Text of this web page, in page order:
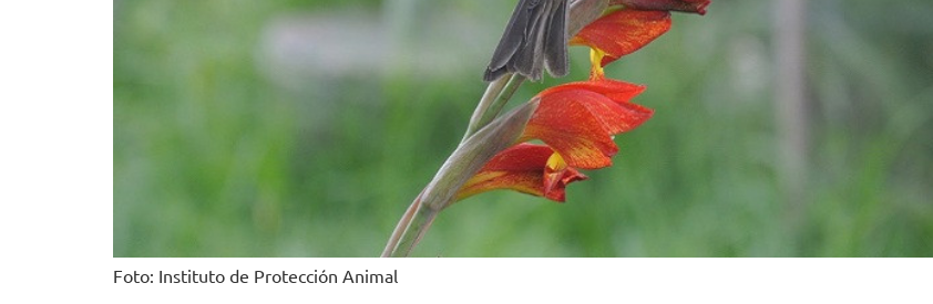
Foto: Instituto de Protección Animal